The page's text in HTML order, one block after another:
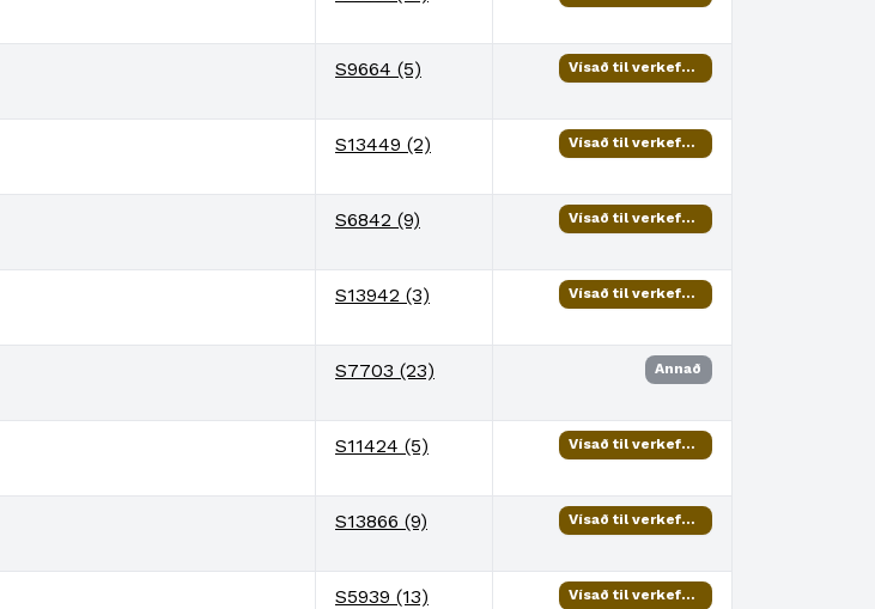
S9664 (5) Vísað til verkefnisstjóra
S13449 (2) Vísað til verkefnisstjóra
S6842 (9) Vísað til verkefnisstjóra
S13942 (3) Vísað til verkefnisstjóra
S7703 (23) Annað
S11424 (5) Vísað til verkefnisstjóra
S13866 (9) Vísað til verkefnisstjóra
S5939 (13) Vísað til verkefnisstjóra